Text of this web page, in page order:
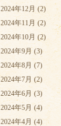
2024年12月 (2)
2024年11月 (2)
2024年10月 (2)
2024年9月 (3)
2024年8月 (7)
2024年7月 (2)
2024年6月 (3)
2024年5月 (4)
2024年4月 (4)